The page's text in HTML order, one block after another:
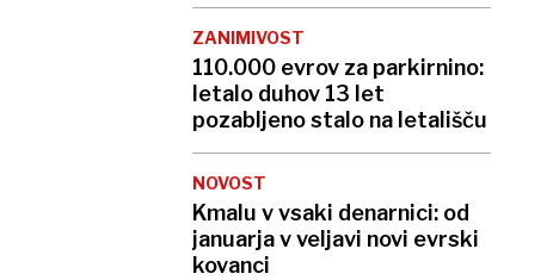
ZANIMIVOST
110.000 evrov za parkirnino:
letalo duhov 13 let
pozabljeno stalo na letališču
NOVOST
Kmalu v vsaki denarnici: od
januarja v veljavi novi evrski
kovanci